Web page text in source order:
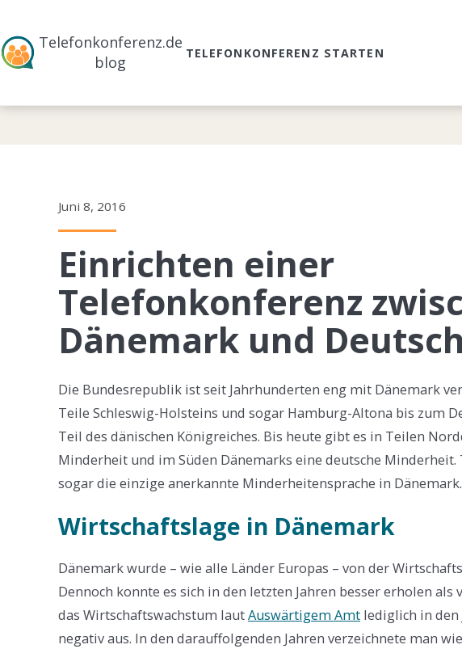
Telefonkonferenz.de
blog
TELEFONKONFERENZ STARTEN
Juni 8, 2016
Einrichten einer
Telefonkonferenz
Dänemark und
Die Bundesrepublik ist seit Jahrhunderten eng mit Dänemark
Teile Schleswig-Holsteins und sogar Hamburg-Altona bis zum
Teil des dänischen Königreiches. Bis heute gibt es in Teilen
Minderheit und im Süden Dänemarks eine deutsche Minderheit.
sogar die einzige anerkannte Minderheitensprache in Dänemark.
Wirtschaftslage in Dänemark
Dänemark wurde – wie alle Länder Europas – von der
Dennoch konnte es sich in den letzten Jahren besser erholen als
das Wirtschaftswachstum lautAuswärtigem Amt lediglich in den
negativ aus. In den darauffolgenden Jahren verzeichnete man